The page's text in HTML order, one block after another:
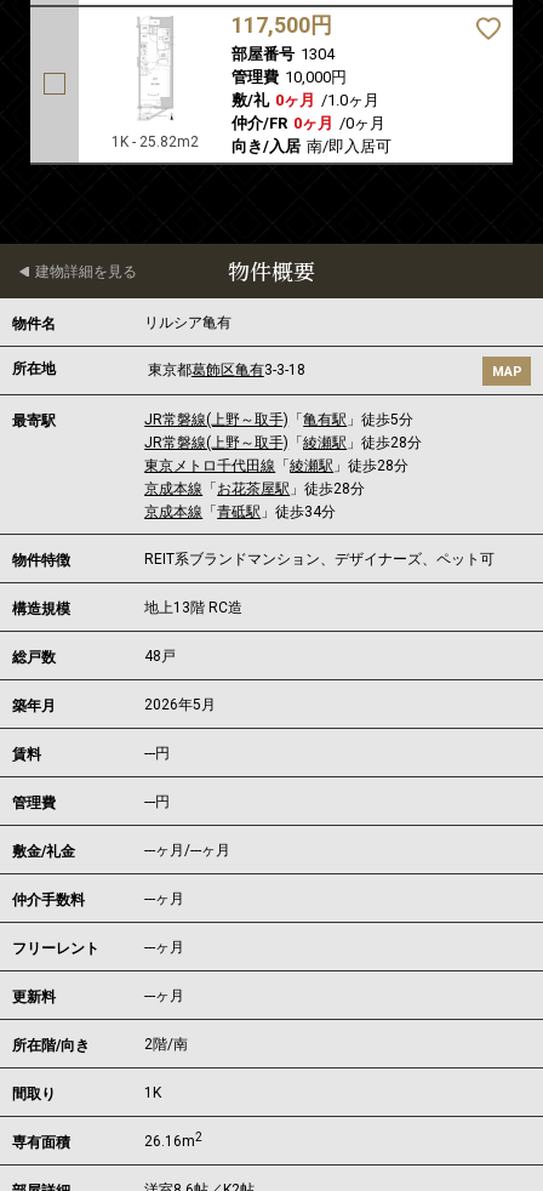
1K - 25.82m2
117,500円
部屋番号 1304
管理費 10,000円
敷/礼 0ヶ月 /1.0ヶ月
仲介/FR 0ヶ月 /0ヶ月
向き/入居 南/即入居可
物件概要
建物詳細を見る
物件名 リルシア亀有
所在地 東京都葛飾区亀有3-3-18 MAP
最寄駅 JR常磐線(上野～取手) 「亀有駅 」徒歩5分
JR常磐線(上野～取手) 「綾瀬駅 」徒歩28分
東京メトロ千代田線 「綾瀬駅 」徒歩28分
京成本線 「 お花茶屋駅 」徒歩28分
京成本線 「青砥駅 」徒歩34分
物件特徴 REIT系ブランドマンション、デザイナーズ、ペット可
構造規模 地上13階 RC造
総戸数 48戸
築年月 2026年5月
賃料 ---円
管理費 ---円
敷金/礼金 ---ヶ月/---ヶ月
仲介手数料 ---ヶ月
フリーレント ---ヶ月
更新料 ---ヶ月
所在階/向き 2階/南
間取り 1K
専有面積 26.16m2